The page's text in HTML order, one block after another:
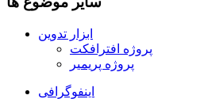
ابزار تدوین
پروژه افترافکت
پروژه پریمیر
اینفوگرافی